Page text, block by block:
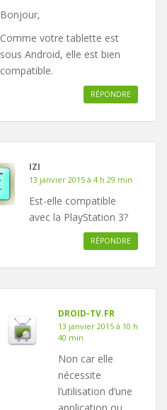
Bonjour,
Comme votre tablette est
sous Android, elle est bien
compatible.
RÉPONDRE
IZI
13 janvier 2015 à 4 h 29 min
Est-elle compatible
avec la PlayStation 3?
RÉPONDRE
DROID-TV.FR
13 janvier 2015 à 10 h
40 min
Non car elle
nécessite
l’utilisation d’une